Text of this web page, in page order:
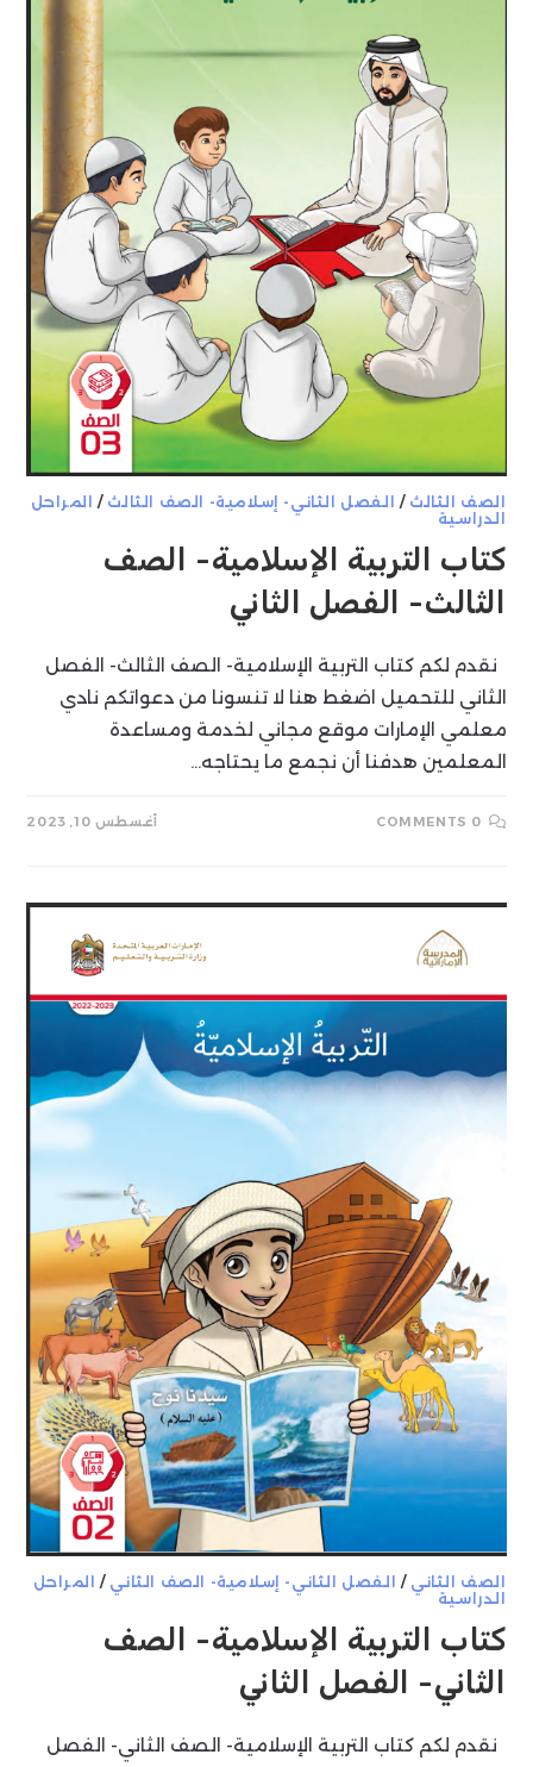
الصف الثالث / الفصل الثاني- إسلامية- الصف الثالث /
المراحل
الدراسية
كتاب التربية الإسلامية- الصف
الثالث- الفصل الثاني
نقدم لكم كتاب التربية الإسلامية- الصف الثالث- الفصل
الثاني للتحميل اضغط هنا لا تنسونا من دعواتكم نادي
معلمي الإمارات موقع مجاني لخدمة ومساعدة
المعلمين هدفنا أن نجمع ما يحتاجه…
0 COMMENTS أغسطس 10, 2023
الصف الثاني / الفصل الثاني- إسلامية- الصف الثاني /
المراحل
الدراسية
كتاب التربية الإسلامية- الصف
الثاني- الفصل الثاني
نقدم لكم كتاب التربية الإسلامية- الصف الثاني- الفصل